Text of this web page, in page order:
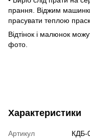
прання. Віджим
прасувати теплою
Відтінок і малюнок
фото.
Характеристики
Артикул
КДБ-